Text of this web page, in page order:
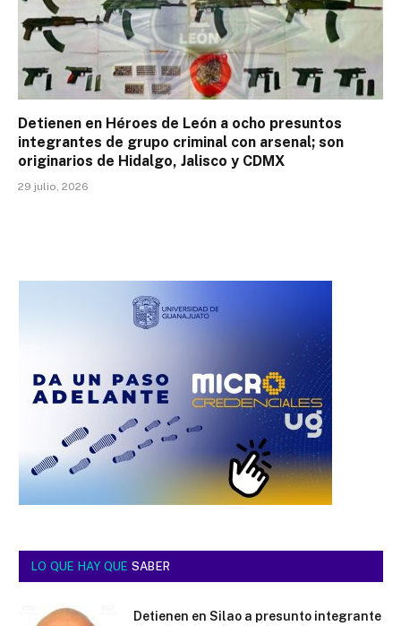
Detienen en Héroes de León a ocho presuntos
integrantes de grupo criminal con arsenal; son
originarios de Hidalgo, Jalisco y CDMX
29 julio, 2026
LO QUE HAY QUE SABER
Detienen en Silao a presunto integrante